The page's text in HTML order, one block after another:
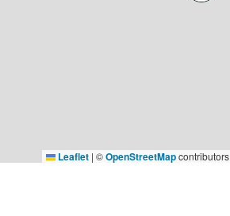
Leaflet | ©OpenStreetMapcontributors